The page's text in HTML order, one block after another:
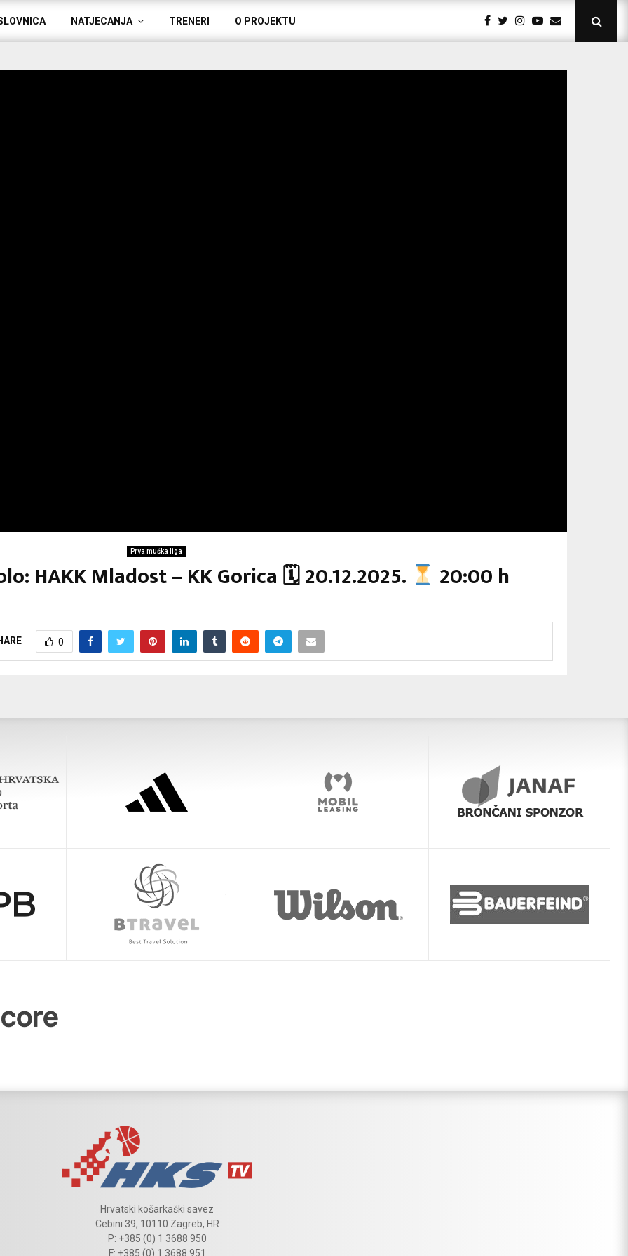
NATJECANJA TRENERI O PROJEKTU
Prva muška liga
HAKK Mladost – KK Gorica 🗓 20.12.2025. 20:00 h
0
Hrvatski košarkaški savez
Cebini 39, 10110 Zagreb, HR
P: +385 (0) 1 3688 950
F: +385 (0) 1 3688 951